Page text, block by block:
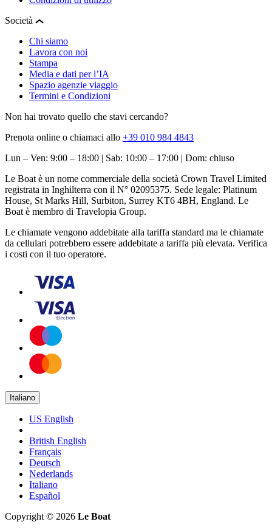
Società
Chi siamo
Lavora con noi
Stampa
Media e dati per l’IA
Spazio agenzie viaggio
Termini e Condizioni
Non hai trovato quello che stavi cercando?
Prenota online o chiamaci allo +39 010 984 4843
Lun – Ven: 9:00 – 18:00 | Sab: 10:00 – 17:00 | Dom: chiuso
Le Boat è un nome commerciale della società Crown Travel Limited
registrata in Inghilterra con il N° 02095375. Sede legale: Platinum
House, St Marks Hill, Surbiton, Surrey KT6 4BH, England. Le
Boat è membro di Travelopia Group.
Le chiamate vengono addebitate alla tariffa standard ma le chiamate
da cellulari potrebbero essere addebitate a tariffa più elevata. Verifica
i costi con il tuo operatore.
Italiano
US English
British English
Français
Deutsch
Nederlands
Italiano
Español
Copyright © 2026 Le Boat